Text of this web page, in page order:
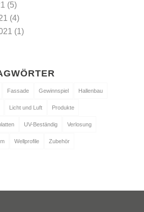
(5)
(4)
(1)
Fassade Gewinnspiel Hallenbau
Licht und Luft Produkte
UV-Beständig Verlosung
Wellprofile Zubehör